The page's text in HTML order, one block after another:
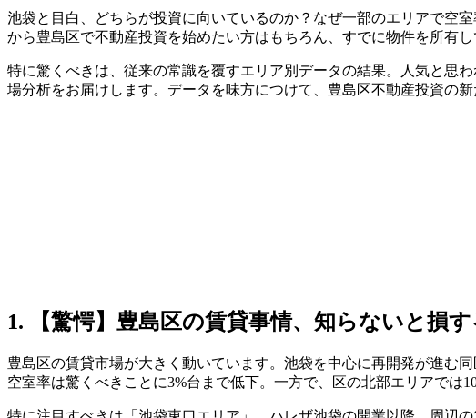
池袋と目白、どちらが投資に向いているのか？なぜ一部のエリアで空
から豊島区で不動産投資を始めたい方はもちろん、すでに物件を所有
特に驚くべきは、従来の常識を覆すエリア別データの結果。人気と思
場分析をお届けします。データを味方につけて、豊島区不動産投資の
1. 【驚愕】豊島区の賃貸事情、知らないと損
豊島区の賃貸市場が大きく動いています。池袋を中心に再開発が進む
空室率は驚くべきことに3%台まで低下。一方で、区の北部エリアでは